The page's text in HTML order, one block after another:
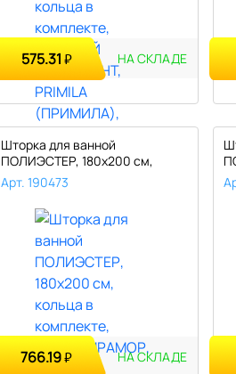
575.31 ₽ НА СКЛАДЕ
Шторка для ванной
ПОЛИЭСТЕР, 180х200 см,
кольца в компл..
Арт. 190473
766.19₽ НА СКЛАДЕ